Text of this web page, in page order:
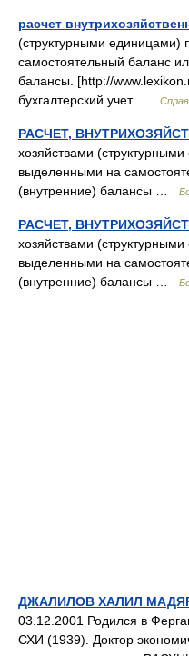
расчет
(структурными
самостоятельный баланс
балансы. [http://
бухгалтерский учет …
РАСЧЕТ,
хозяйствами
выделенными на
(внутренние) балансы …
РАСЧЕТ,
хозяйствами
выделенными на
(внутренние) балансы …
ДЖАЛИЛОВ ХАЛИЛ
03.12.2001 Родился в
СХИ (1939). Доктор